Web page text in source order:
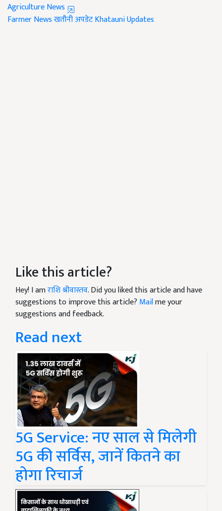
Agriculture News
Farmer Newsखतौनी अपडेटKhatauni Updates
Like this article?
Hey! I amराशि श्रीवास्तव. Did you liked this article and have
suggestions to improve this article? Mailme your
suggestions and feedback.
Read next
5G Service: नए साल से मिलेगी
5G की सर्विस, जानें कितने का
होगा रिचार्ज